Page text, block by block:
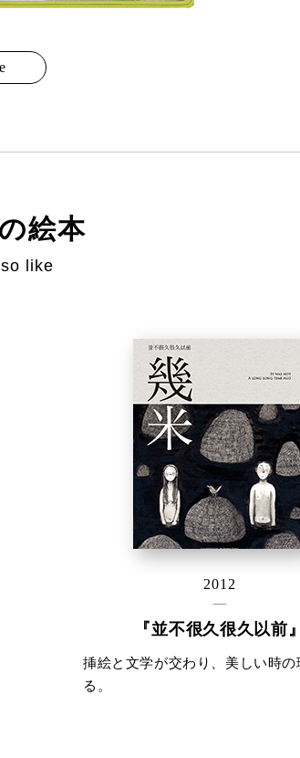
絵本
like
2012
『並不很久很久以前』
挿絵と文学が交わり、美しい時の
る。